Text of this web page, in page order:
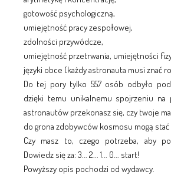
gotowość psychologiczną,
umiejętność pracy zespołowej,
zdolności przywódcze,
umiejętność przetrwania, umiejętności
języki obce (każdy astronauta musi znać
Do tej pory tylko 557 osób odbyło
dzięki temu unikalnemu spojrzeniu na
astronautów przekonasz się, czy twoje
do grona zdobywców kosmosu mogą
Czy masz to, czego potrzeba, aby
Dowiedz się za: 3... 2... 1... 0... start!
Powyższy opis pochodzi od wydawcy.